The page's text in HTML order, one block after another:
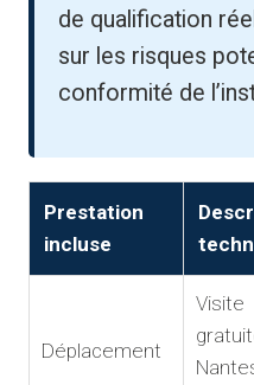
de qualification
sur les risques
conformité de
Prestation
incluse
Déplacement
Visite